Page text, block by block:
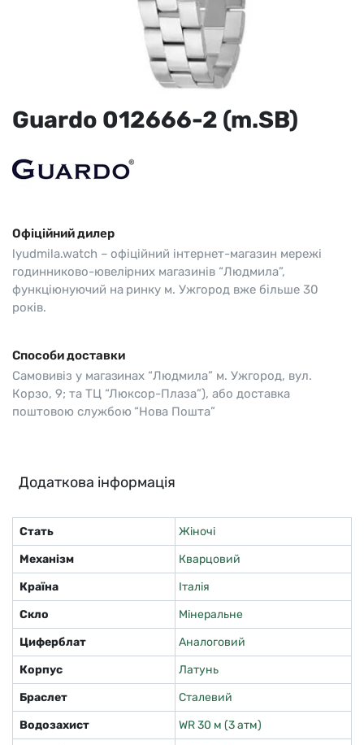
Guardo 012666-2 (m.SB)
Офіційний дилер
lyudmila.watch – офіційний інтернет-магазин мережі
годинниково-ювелірних магазинів “Людмила”,
функціюнуючий на ринку м. Ужгород вже більше 30
років.
Способи доставки
Самовивіз у магазинах “Людмила” м. Ужгород, вул.
Корзо, 9; та ТЦ “Люксор-Плаза”), або доставка
поштовою службою “Нова Пошта”
Додаткова інформація
Стать
Жіночі
Механізм
Кварцовий
Країна
Італія
Скло
Мінеральне
Циферблат
Аналоговий
Корпус
Латунь
Браслет
Сталевий
Водозахист
WR 30 м (3 атм)